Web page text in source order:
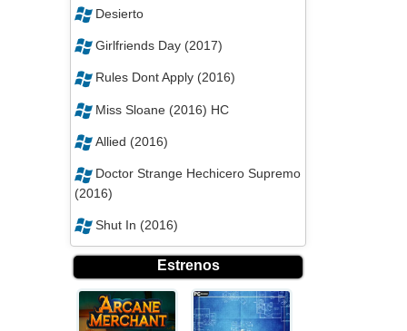
Desierto
Girlfriends Day (2017)
Rules Dont Apply (2016)
Miss Sloane (2016) HC
Allied (2016)
Doctor Strange Hechicero Supremo
(2016)
Shut In (2016)
Estrenos